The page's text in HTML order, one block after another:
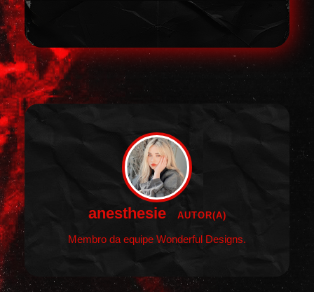
anesthesie AUTOR(A)
Membro da equipe Wonderful Designs.